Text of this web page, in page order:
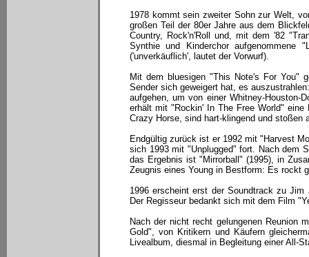
1978 kommt sein zweiter Sohn zur Welt,
großen Teil der 80er Jahre aus dem
Country, Rock'n'Roll und, mit dem '82
Synthie und Kinderchor
('unverkäuflich', lautet der Vorwurf).
Mit dem bluesigen "This Note's For You"
Sender sich geweigert hat, es
aufgehen, um von einer Whitney-Houston-
erhält mit "Rockin' In The Free World" eine
Crazy Horse, sind hart-klingend und stoßen
Endgültig zurück ist er 1992 mit "Harvest
sich 1993 mit "Unplugged" fort. Nach dem
das Ergebnis ist "Mirrorball" (1995), in
Zeugnis eines Young in Bestform: Es rockt
1996 erscheint erst der Soundtrack zu
Der Regisseur bedankt sich mit dem Film
Nach der nicht recht gelungenen Reunion
Gold", von Kritikern und Käufern
Livealbum, diesmal in Begleitung einer All-